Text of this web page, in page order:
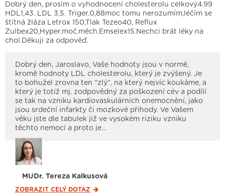
Dobrý den, prosím o vyhodnocení cholesterolu celkový4.99
HDL1,43. LDL 3,5. Triger.0,88moc tomu nerozumím,léčím se
štítná žláza Letrox 150,Tlak Tezeo40, Reflux
Zulbex20,Hyper.moč.měch.Emselex15.Nechci brát léky na
chol.Děkuji za odpověď.
Dobrý den, Jaroslavo, Vaše hodnoty jsou v normě,
kromě hodnoty LDL cholesterolu, který je zvýšený. Je
to bohužel zrovna ten “zlý”, na který nejvíc koukáme, a
který je totiž mj. zodpovědný za poškození cév a podílí
se tak na vzniku kardiovaskulárních onemocnění, jako
jsou srdeční infarkty či mozkové příhody. Ve Vašem
věku jste dle tabulek již ve vysokém riziku vzniku
těchto nemocí a proto je…
MUDr. Tereza Kalkusová
ZOBRAZIT CELÝ DOTAZ